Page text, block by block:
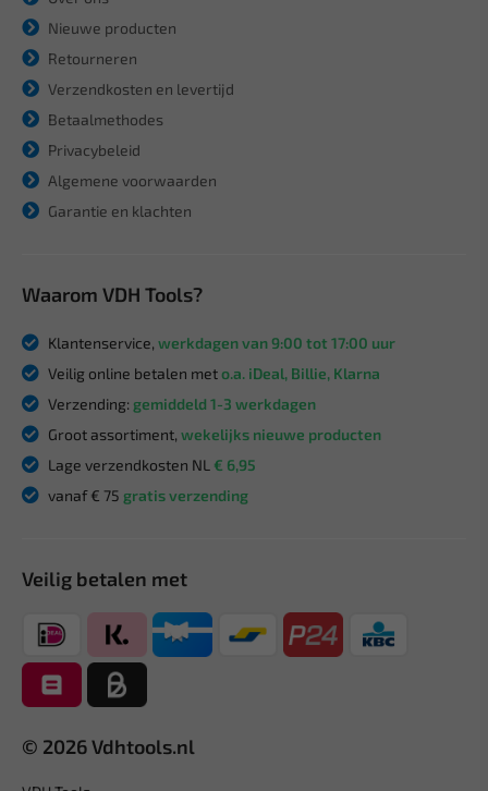
Nieuwe producten
Retourneren
Verzendkosten en levertijd
Betaalmethodes
Privacybeleid
Algemene voorwaarden
Garantie en klachten
Waarom VDH Tools?
Klantenservice, werkdagen van 9:00 tot 17:00 uur
Veilig online betalen meto.a. iDeal, Billie, Klarna
Verzending: gemiddeld 1-3 werkdagen
Groot assortiment, wekelijks nieuwe producten
Lage verzendkosten NL € 6,95
vanaf € 75 gratis verzending
Veilig betalen met
© 2026 Vdhtools.nl